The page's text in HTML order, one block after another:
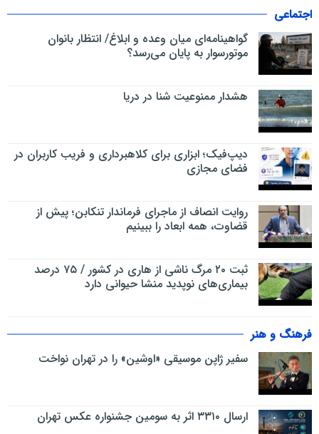
اجتماعی
گواهینامه‌ای میان وعده و ابلاغ/ انتظار بانوان
موتورسوار به پایان می‌رسد؟
هشدار ممنوعیت شنا در دریا
دیپ‌فیک؛ ابزاری برای کلاهبرداری و فریب کاربران در
فضای مجازی
روایت انصاف از ماجرای فرماندار تنکابن؛ پیش از
قضاوت، همه ابعاد را ببینیم
ثبت ۲۰ مرگ ناشی از هاری در کشور / ۷۵ درصد
بیماری‌های نوپدید منشا حیوانی دارد
فرهنگ و هنر
سفیر ژاپن موسیقی «اوشین» را در تهران نواخت
ارسال ۳۳۱۰ اثر به سومین جشنواره عکس تهران